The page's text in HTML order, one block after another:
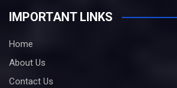
IMPORTANT LINKS
Home
About Us
Contact Us